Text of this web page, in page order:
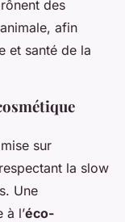
des
afin
et santé de la
mise sur
la slow
Une
à l’éco-